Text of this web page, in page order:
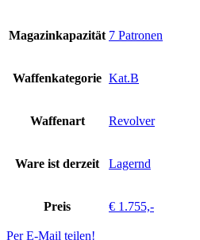
Magazinkapazität 7 Patronen
Waffenkategorie Kat.B
Waffenart Revolver
Ware ist derzeit Lagernd
Preis € 1.755,-
Per E-Mail teilen!